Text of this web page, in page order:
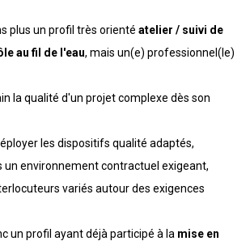
plus un profil très orienté atelier / suivi de
au fil de l'eau, mais un(e) professionnel(le)
la qualité d'un projet complexe dès son
les dispositifs qualité adaptés,
un environnement contractuel exigeant,
variés autour des exigences
un profil ayant déjà participé à la mise en